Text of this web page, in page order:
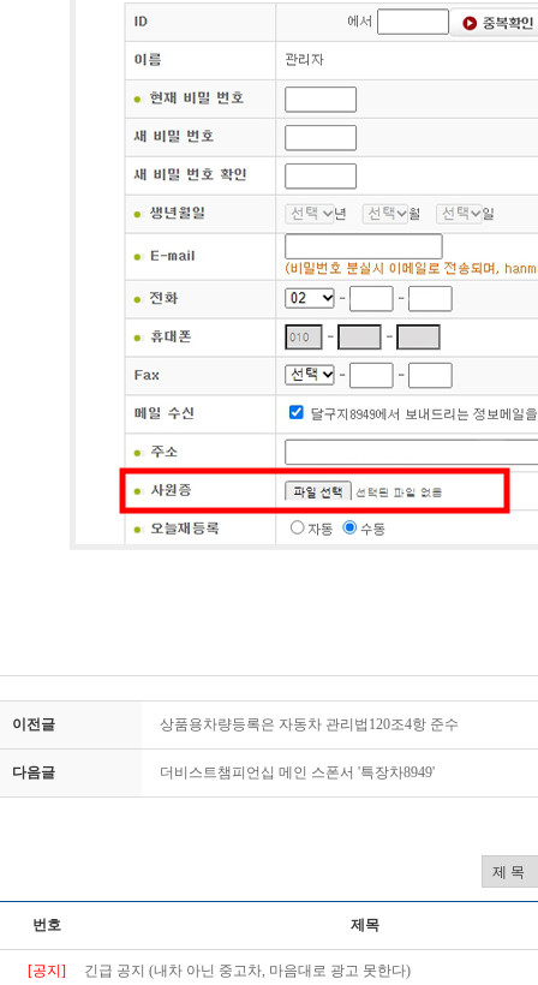
이전글 상품용차량등록은 자동차 관리법120조4항 준수
다음글 더비스트챔피언십 메인 스폰서 '특장차8949'
번호 제목
[공지] 긴급 공지 (내차 아닌 중고차, 마음대로 광고 못한다)